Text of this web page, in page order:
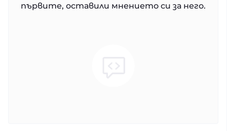
първите, оставили мнението си за него.